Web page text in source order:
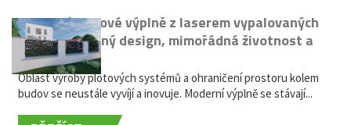
Moderní plotové výplně z laserem vypalovaných
kovů: výjimečný design, mimořádná životnost a
žádná údržba
Oblast výroby plotových systémů a ohraničení prostoru kolem
budov se neustále vyvíjí a inovuje. Moderní výplně se stávají...